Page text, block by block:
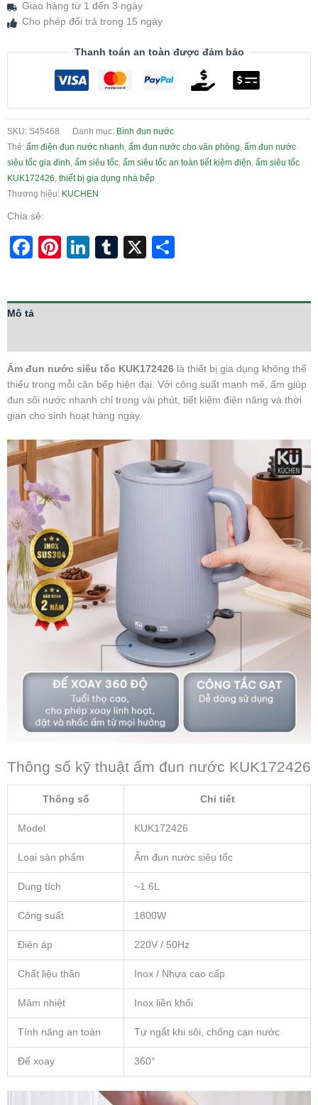
Giao hàng từ 1 đến 3 ngày
Cho phép đổi trả trong 15 ngày
Thanh toán an toàn được đảm bảo
SKU: S45468 Danh mục: Bình đun nước
Thẻ: ấm điện đun nước nhanh, ấm đun nước cho văn phòng, ấm đun nước
siêu tốc gia đình, ấm siêu tốc, ấm siêu tốc an toàn tiết kiệm điện, ấm siêu tốc
KUK172426, thiết bị gia dụng nhà bếp
Thương hiệu: KUCHEN
Chia sẻ:
Facebook
Pinterest
LinkedIn
Tumblr
X
Mô tả
Ấm đun nước siêu tốc KUK172426 là thiết bị gia dụng không thể
thiếu trong mỗi căn bếp hiện đại. Với công suất mạnh mẽ, ấm giúp
đun sôi nước nhanh chỉ trong vài phút, tiết kiệm điện năng và thời
gian cho sinh hoạt hàng ngày.
Thông số kỹ thuật ấm đun nước KUK172426
Thông số Chi tiết
Model KUK172426
Loại sản phẩm Ấm đun nước siêu tốc
Dung tích ~1.6L
Công suất 1800W
Điện áp 220V / 50Hz
Chất liệu thân Inox / Nhựa cao cấp
Mâm nhiệt Inox liền khối
Tính năng an toàn Tự ngắt khi sôi, chống cạn nước
Đế xoay 360°